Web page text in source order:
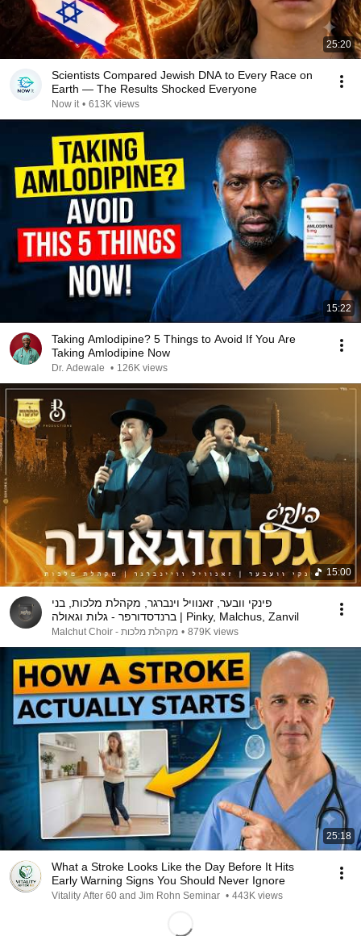
25:20
Scientists Compared Jewish DNA to Every Race on
Earth — The Results Shocked Everyone
Now it • 613K views
15:22
Taking Amlodipine? 5 Things to Avoid If You Are
Taking Amlodipine Now
Dr. Adewale • 126K views
15:00
פינקי וובער, זאנוויל וינברגר, מקהלת מלכות, בני
ברנדסדורפר - גלות וגאולה | Pinky, Malchus, Zanvil
מקהלת מלכות - Malchut Choir • 879K views
25:18
What a Stroke Looks Like the Day Before It Hits
Early Warning Signs You Should Never Ignore
Vitality After 60 and Jim Rohn Seminar • 443K views